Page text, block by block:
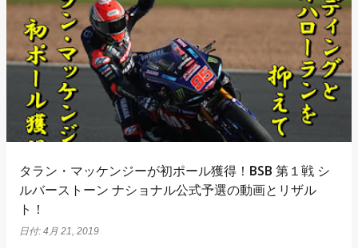
タラン・マッケンジーが初ポール獲得！BSB 第１戦 シ
ルバーストーン ナショナル公式予選の動画とリザル
ト！
日付: 4月 21, 2019